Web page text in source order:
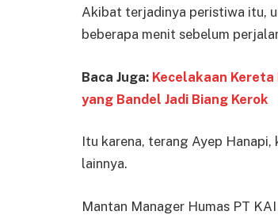
Akibat terjadinya peristiwa itu,
beberapa menit sebelum
Baca Juga: Kecelakaan
yang Bandel Jadi Biang Kerok
Itu karena, terang Ayep
lainnya.
Mantan Manager Humas PT